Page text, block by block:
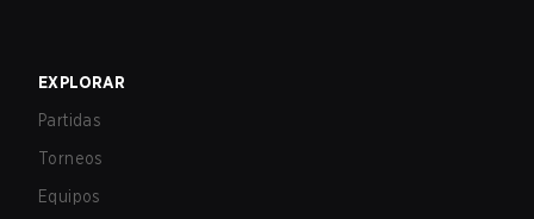
EXPLORAR
Partidas
Torneos
Equipos